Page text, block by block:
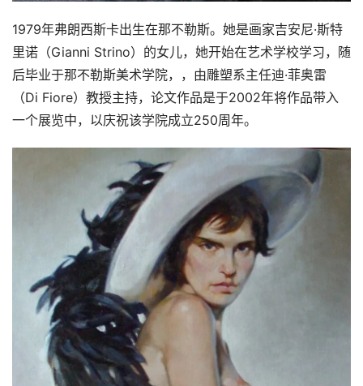
1979年弗朗西斯卡出生在那不勒斯。她是画家吉安尼·斯特
里诺（Gianni Strino）的女儿，她开始在艺术学校学习，随
后毕业于那不勒斯美术学院，，由雕塑系主任迪·菲奥雷
（Di Fiore）教授主持，论文作品是于2002年将作品带入
一个展览中，以庆祝该学院成立250周年。